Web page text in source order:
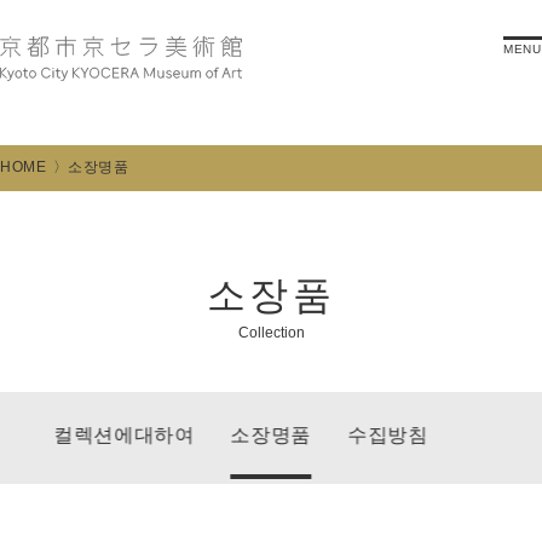
MENU
HOME 소장명품
소장품
Collection
컬렉션에대하여 소장명품 수집방침